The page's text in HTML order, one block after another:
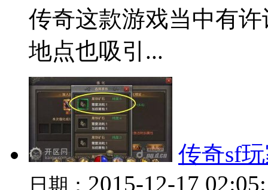
传奇这款游戏当中有
地点也吸引...
传奇sf
日期： 2015-12-17